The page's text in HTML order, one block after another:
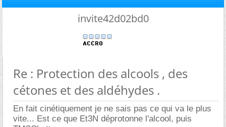
invite42d02bd0
Re : Protection des alcools , des
cétones et des aldéhydes .
En fait cinétiquement je ne sais pas ce qui va le plus
vite... Est ce que Et3N déprotonne l'alcool, puis